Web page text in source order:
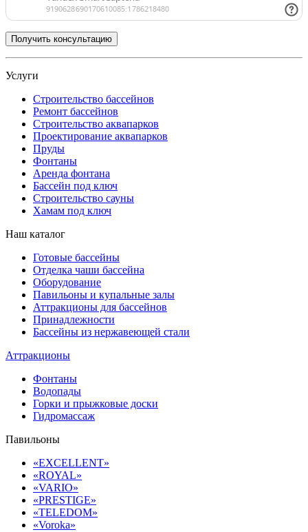
Услуги
Строительство бассейнов
Ремонт бассейнов
Строительство аквапарков
Проектирование аквапарков
Пруды
Фонтаны
Аренда фонтана
Бассейн под ключ
Строительство сауны
Хамам под ключ
Наш каталог
Готовые бассейны
Отделка чаши бассейна
Оборудование
Павильоны и купальные залы
Аттракционы для бассейнов
Принадлежности
Бассейны из нержавеющей стали
Аттракционы
Фонтаны
Водопады
Горки и прыжковые доски
Гидромассаж
Павильоны
«EXCELLENT»
«ROYAL»
«VARIO»
«PRESTIGE»
«TELEDOM»
«Voroka»